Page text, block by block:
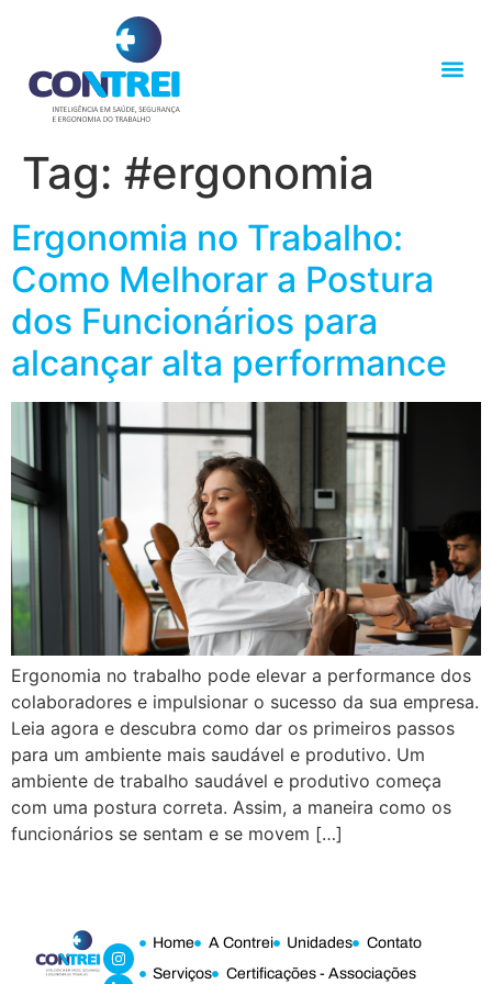
Tag: #ergonomia
Ergonomia no Trabalho:
Como Melhorar a Postura
dos Funcionários para
alcançar alta performance
Ergonomia no trabalho pode elevar a performance dos
colaboradores e impulsionar o sucesso da sua empresa.
Leia agora e descubra como dar os primeiros passos
para um ambiente mais saudável e produtivo. Um
ambiente de trabalho saudável e produtivo começa
com uma postura correta. Assim, a maneira como os
funcionários se sentam e se movem […]
Home A Contrei Unidades
Contato
Serviços
Certificações - Associações